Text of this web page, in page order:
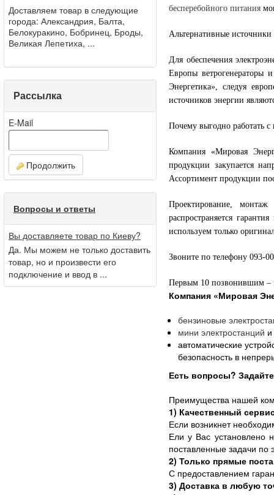
Доставляем товар в следующие
города: Александрия, Балта,
Белокуракино, Бобринец, Броды,
Великая Лепетиха, ...
Рассылка
E-Mail
Продолжить
Вопросы и ответы
Вы доставляете товар по Киеву?
Да. Мы можем не только доставить
товар, но и произвести его
подключение и ввод в ...
бесперебойного питания
Альтернативные источники
Для обеспечения
Европы ветрогенераторы
Энергетика», следуя
источников энергии
Почему выгодно работать с
Компания «Мировая
продукции закупается
Ассортимент продукции
Проектирование,
распространяется
используем только
Звоните по телефону 093-
Первым 10 позвонившим –
Компания «Мировая
бензиновые
мини электростанций и
автоматические
безопасность в
Есть вопросы?
Преимущества нашей
1) Качественный
Если возникнет
Ели у Вас установлено
поставленные задачи по
2) Только прямые
С предоставлением
3) Доставка в любую